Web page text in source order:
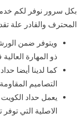
بكل سرور نوفر لكم
المحترف والقادر علة
ويتوفر ضمن
ذو المهارة العالية
كما لدينا أيضا
التصاميم
يعمل حداد
الاصلية التي